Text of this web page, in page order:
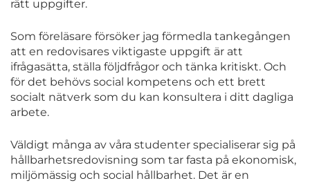
rätt uppgifter.
Som föreläsare försöker jag förmedla tankegången
att en redovisares viktigaste uppgift är att
ifrågasätta, ställa följdfrågor och tänka kritiskt. Och
för det behövs social kompetens och ett brett
socialt nätverk som du kan konsultera i ditt dagliga
arbete.
Väldigt många av våra studenter specialiserar sig på
hållbarhetsredovisning som tar fasta på ekonomisk,
miljömässig och social hållbarhet. Det är en